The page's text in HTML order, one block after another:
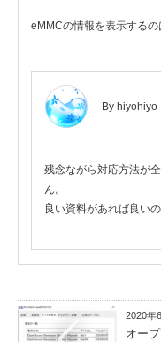
eMMCの情報を表示するの
By hiyohiyo
残念ながら対応方法が
ん。
良い資料があれば良い
2020年
オー